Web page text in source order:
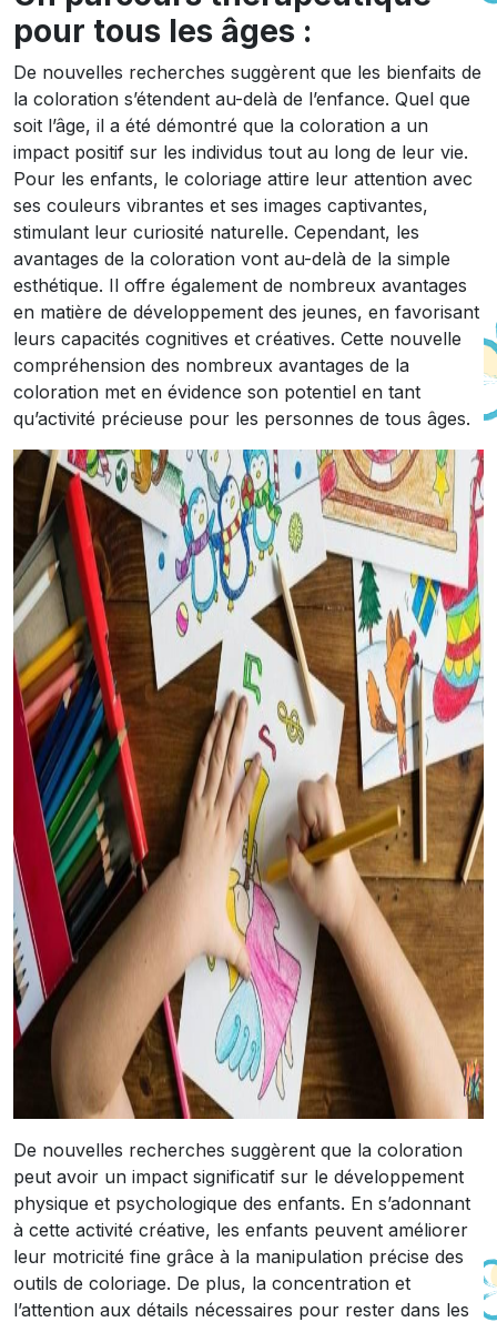
pour tous les âges :
De nouvelles recherches suggèrent que les bienfaits de
la coloration s’étendent au-delà de l’enfance. Quel que
soit l’âge, il a été démontré que la coloration a un
impact positif sur les individus tout au long de leur vie.
Pour les enfants, le coloriage attire leur attention avec
ses couleurs vibrantes et ses images captivantes,
stimulant leur curiosité naturelle. Cependant, les
avantages de la coloration vont au-delà de la simple
esthétique. Il offre également de nombreux avantages
en matière de développement des jeunes, en favorisant
leurs capacités cognitives et créatives. Cette nouvelle
compréhension des nombreux avantages de la
coloration met en évidence son potentiel en tant
qu’activité précieuse pour les personnes de tous âges.
De nouvelles recherches suggèrent que la coloration
peut avoir un impact significatif sur le développement
physique et psychologique des enfants. En s’adonnant
à cette activité créative, les enfants peuvent améliorer
leur motricité fine grâce à la manipulation précise des
outils de coloriage. De plus, la concentration et
l’attention aux détails nécessaires pour rester dans les